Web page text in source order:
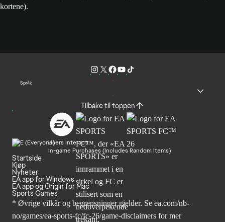
kortene).
Språk
Tilbake til toppen
Users Interact
In-game Purchases (Includes Random Items)
Startside
Kjøp
Nyheter
EA app for Windows
EA app og Origin for Mac
Sports Games
* Øvrige vilkår og begrensninger gjelder. Se ea.com/nb-
no/games/ea-sports-fc/fc-26/game-disclaimers for mer